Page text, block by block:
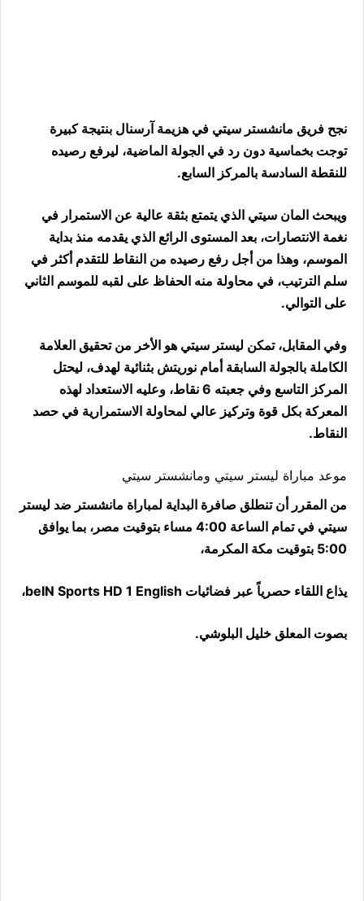
نجح فريق مانشستر سيتي في هزيمة آرسنال بنتيجة كبيرة
توجت بخماسية دون رد في الجولة الماضية، ليرفع رصيده
للنقطة السادسة بالمركز السابع.
ويبحث المان سيتي الذي يتمتع بثقة عالية عن الاستمرار في
نغمة الانتصارات، بعد المستوى الرائع الذي يقدمه منذ بداية
الموسم، وهذا من أجل رفع رصيده من النقاط للتقدم أكثر في
سلم الترتيب، في محاولة منه الحفاظ على لقبه للموسم الثاني
على التوالي.
وفي المقابل، تمكن ليستر سيتي هو الأخر من تحقيق العلامة
الكاملة بالجولة السابقة أمام نوريتش بثنائية لهدف، ليحتل
المركز التاسع وفي جعبته 6 نقاط، وعليه الاستعداد لهذه
المعركة بكل قوة وتركيز عالي لمحاولة الاستمرارية في حصد
النقاط.
موعد مباراة ليستر سيتي ومانشستر سيتي
من المقرر أن تنطلق صافرة البداية لمباراة مانشستر ضد ليستر
سيتي في تمام الساعة 4:00 مساء بتوقيت مصر، بما يوافق
5:00 بتوقيت مكة المكرمة،
يذاع اللقاء حصرياً عبر فضائيات beIN Sports HD 1 English،
بصوت المعلق خليل البلوشي.